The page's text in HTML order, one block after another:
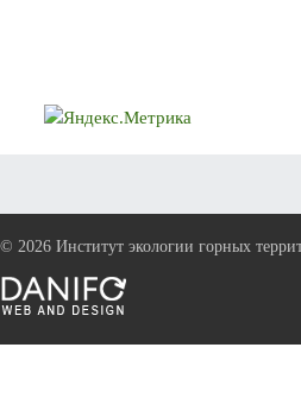
© 2026 Институт экологии горных